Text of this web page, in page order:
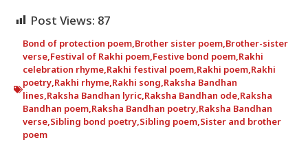
Post Views: 87
Bond of protection poem,Brother sister poem,Brother-sister
verse,Festival of Rakhi poem,Festive bond poem,Rakhi
celebration rhyme,Rakhi festival poem,Rakhi poem,Rakhi
poetry,Rakhi rhyme,Rakhi song,Raksha Bandhan
lines,Raksha Bandhan lyric,Raksha Bandhan ode,Raksha
Bandhan poem,Raksha Bandhan poetry,Raksha Bandhan
verse,Sibling bond poetry,Sibling poem,Sister and brother
poem